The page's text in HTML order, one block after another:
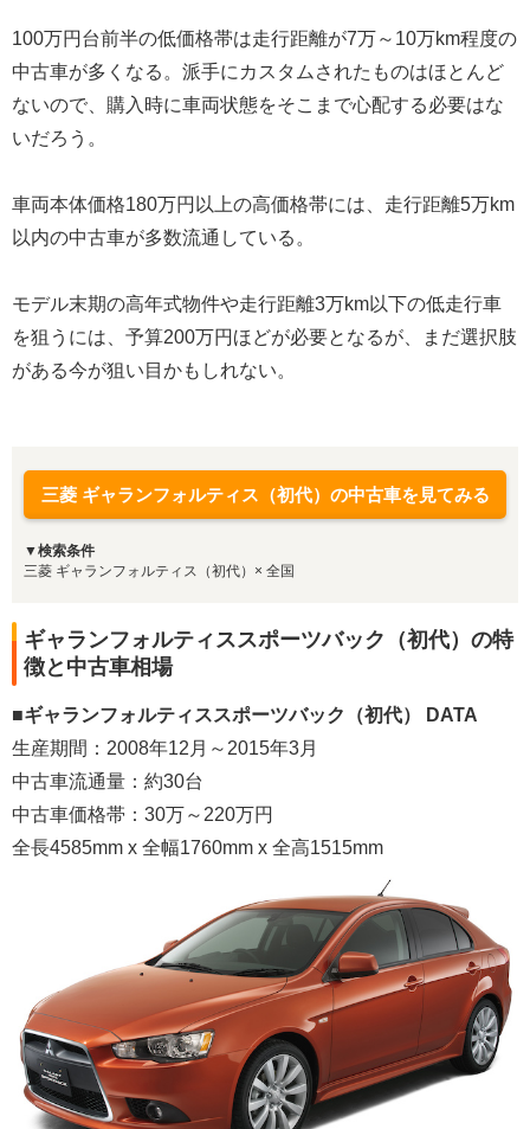
100万円台前半の低価格帯は走行距離が7万～10万km程度の
中古車が多くなる。派手にカスタムされたものはほとんど
ないので、購入時に車両状態をそこまで心配する必要はな
いだろう。
車両本体価格180万円以上の高価格帯には、走行距離5万km
以内の中古車が多数流通している。
モデル末期の高年式物件や走行距離3万km以下の低走行車
を狙うには、予算200万円ほどが必要となるが、まだ選択肢
がある今が狙い目かもしれない。
三菱 ギャランフォルティス（初代）の中古車を見てみる
▼検索条件
三菱 ギャランフォルティス（初代）× 全国
ギャランフォルティススポーツバック（初代）の特
徴と中古車相場
■ギャランフォルティススポーツバック（初代） DATA
生産期間：2008年12月～2015年3月
中古車流通量：約30台
中古車価格帯：30万～220万円
全長4585mm x 全幅1760mm x 全高1515mm